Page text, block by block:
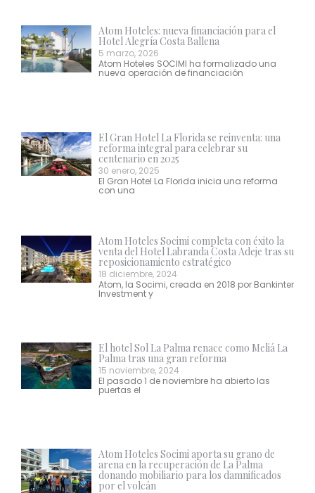
Atom Hoteles: nueva financiación para el
Hotel Alegría Costa Ballena
5 marzo, 2026
Atom Hoteles SOCIMI ha formalizado una
nueva operación de financiación
El Gran Hotel La Florida se reinventa: una
reforma integral para celebrar su
centenario en 2025
30 enero, 2025
El Gran Hotel La Florida inicia una reforma
con una
Atom Hoteles Socimi completa con éxito la
venta del Hotel Labranda Costa Adeje tras su
reposicionamiento estratégico
18 diciembre, 2024
Atom, la Socimi, creada en 2018 por Bankinter
Investment y
El hotel Sol La Palma renace como Meliá La
Palma tras una gran reforma
15 noviembre, 2024
El pasado 1 de noviembre ha abierto las
puertas el
Atom Hoteles Socimi aporta su grano de
arena en la recuperación de La Palma
donando mobiliario para los damnificados
por el volcán